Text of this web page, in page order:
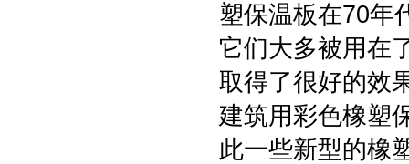
塑保温板在70年
它们大多被用在
取得了很好的效
建筑用彩色橡塑
此一些新型的橡